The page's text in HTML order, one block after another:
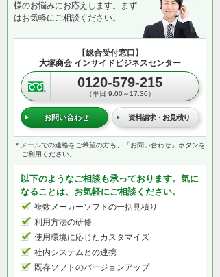
様のお悩みにお応えします。まず
はお気軽にご相談ください。
【総合受付窓口】
大塚商会 インサイドビジネスセンター
0120-579-215
（平日 9:00～17:30）
お問い合わせ 資料請求・お見積り
＊メールでの連絡をご希望の方も、「お問い合わせ」ボタンを
ご利用ください。
以下のようなご相談も承っております。気に
なることは、お気軽にご相談ください。
複数メーカーソフトの一括見積り
利用方法の研修
使用環境に応じたカスタマイズ
社内システムとの連携
既存ソフトのバージョンアップ